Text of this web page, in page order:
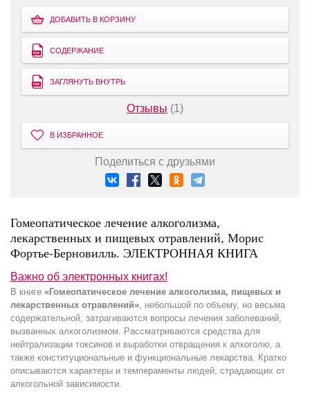
ДОБАВИТЬ В КОРЗИНУ
СОДЕРЖАНИЕ
ЗАГЛЯНУТЬ ВНУТРЬ
Отзывы (1)
В ИЗБРАННОЕ
Поделиться с друзьями
Гомеопатическое лечение алкоголизма,
лекарственных и пищевых отравлений, Морис
Фортье-Берновилль. ЭЛЕКТРОННАЯ КНИГА
Важно об электронных книгах!
В книге «Гомеопатическое лечение алкоголизма, пищевых и
лекарственных отравлений» , небольшой по объему, но весьма
содержательной, затрагиваются вопросы лечения заболеваний,
вызванных алкоголизмом. Рассматриваются средства для
нейтрализации токсинов и выработки отвращения к алкоголю, а
также конституциональные и функциональные лекарства. Кратко
описываются характеры и темпераменты людей, страдающих от
алкогольной зависимости.